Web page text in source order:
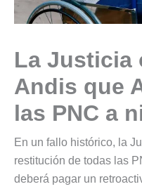
La Justicia
Andis que
las PNC a
En un fallo histórico, la
restitución de todas las
deberá pagar un